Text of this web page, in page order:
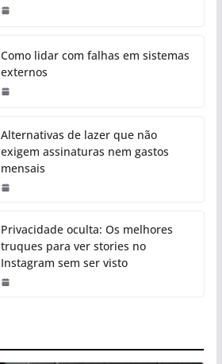
Como lidar com falhas em sistemas
externos
Alternativas de lazer que não
exigem assinaturas nem gastos
mensais
Privacidade oculta: Os melhores
truques para ver stories no
Instagram sem ser visto